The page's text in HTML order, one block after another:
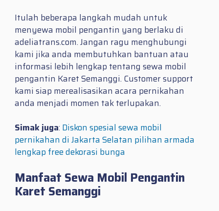
Itulah beberapa langkah mudah untuk
menyewa mobil pengantin yang berlaku di
adeliatrans.com. Jangan ragu menghubungi
kami jika anda membutuhkan bantuan atau
informasi lebih lengkap tentang sewa mobil
pengantin Karet Semanggi. Customer support
kami siap merealisasikan acara pernikahan
anda menjadi momen tak terlupakan.
Simak juga: Diskon spesial sewa mobil
pernikahan di Jakarta Selatan pilihan armada
lengkap free dekorasi bunga
Manfaat Sewa Mobil Pengantin
Karet Semanggi